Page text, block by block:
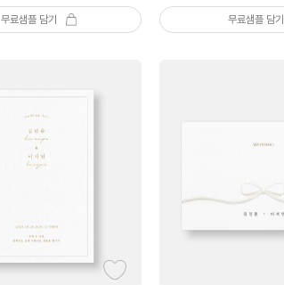
무료샘플 담기 무료샘플 담기